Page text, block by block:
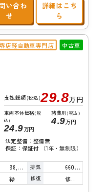
い合わ
せ
詳細はこち
ら
店軽自動車専門店 中古車
支払総額(税込)29.8万円
車両本体価格(税
込)
24.9万円
諸費用 (税込)
4.9万円
法定整備：整備無
保証：保証付 （1年・無制限）
98,000km 排気 660cc
緑 修復 修復歴無し